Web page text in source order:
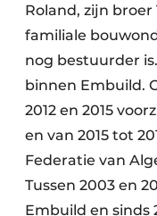
Roland, zijn broer
familiale
nog bestuurder
binnen Embuild.
2012 en 2015
en van 2015 tot
Federatie van
Tussen 2003 en
Embuild en sinds